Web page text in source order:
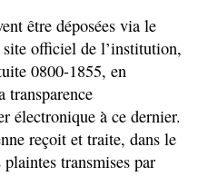
être déposées via le
officiel de l’institution,
0800-1855, en
transparence
électronique à ce dernier.
reçoit et traite, dans le
plaintes transmises par